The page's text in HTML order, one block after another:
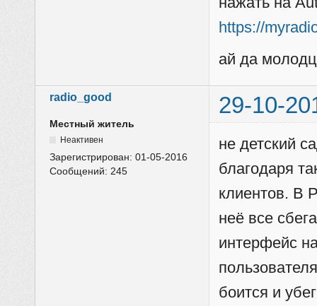
https://
ай да
radio_good 29-10-
Местный житель
Неактивен
Зарегистрирован:01-05-2016
Сообщений: 245
не детский
благодаря
клиентов. В
неё все
интерфейс
боится и